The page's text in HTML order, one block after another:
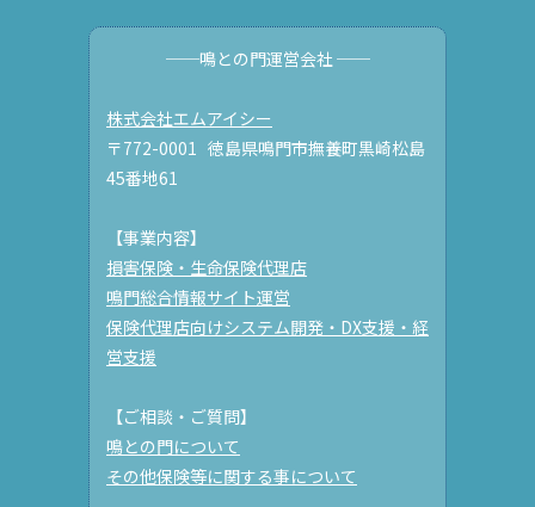
──鳴との門運営会社 ──
株式会社エムアイシー
〒772-0001 徳島県鳴門市撫養町黒崎松島
45番地61
【事業内容】
損害保険・生命保険代理店
鳴門総合情報サイト運営
保険代理店向けシステム開発・DX支援・経
営支援
【ご相談・ご質問】
鳴との門について
その他保険等に関する事について